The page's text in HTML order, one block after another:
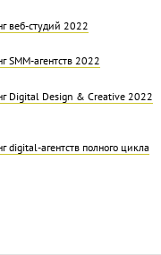
веб-студий 2022
SMM-агентств 2022
Digital Design & Creative 2022
digital-агентств полного цикла